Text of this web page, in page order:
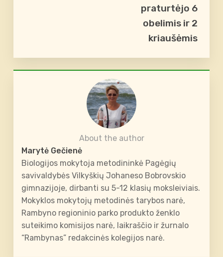
praturtėjo 6
obelimis ir 2
kriaušėmis
About the author
Marytė Gečienė
Biologijos mokytoja metodininkė Pagėgių
savivaldybės Vilkyškių Johaneso Bobrovskio
gimnazijoje, dirbanti su 5-12 klasių moksleiviais.
Mokyklos mokytojų metodinės tarybos narė,
Rambyno regioninio parko produkto ženklo
suteikimo komisijos narė, laikraščio ir žurnalo
“Rambynas” redakcinės kolegijos narė.